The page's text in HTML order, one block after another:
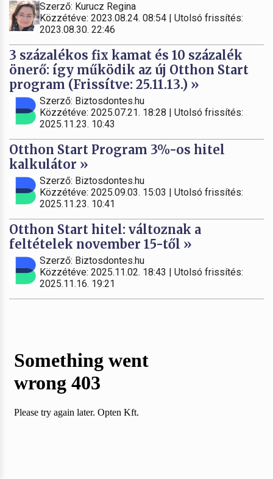
Szerző: Kurucz Regina
Közzétéve: 2023.08.24. 08:54 | Utolsó frissítés:
2023.08.30. 22:46
3 százalékos fix kamat és 10 százalék
önerő: így működik az új Otthon Start
program (Frissítve: 25.11.13.) »
Szerző: Biztosdontes.hu
Közzétéve: 2025.07.21. 18:28 | Utolsó frissítés:
2025.11.23. 10:43
Otthon Start Program 3%-os hitel
kalkulátor »
Szerző: Biztosdontes.hu
Közzétéve: 2025.09.03. 15:03 | Utolsó frissítés:
2025.11.23. 10:41
Otthon Start hitel: változnak a
feltételek november 15-től »
Szerző: Biztosdontes.hu
Közzétéve: 2025.11.02. 18:43 | Utolsó frissítés:
2025.11.16. 19:21